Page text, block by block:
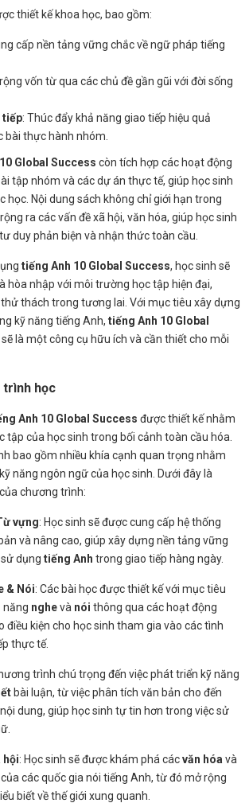
thiết kế khoa học, bao gồm:
cấp nền tảng vững chắc về ngữ pháp tiếng
vốn từ qua các chủ đề gần gũi với đời sống
tiếp: Thúc đẩy khả năng giao tiếp hiệu quả
bài thực hành nhóm.
Global Success còn tích hợp các hoạt động
tập nhóm và các dự án thực tế, giúp học sinh
học. Nội dung sách không chỉ giới hạn trong
ra các vấn đề xã hội, văn hóa, giúp học sinh
duy phản biện và nhận thức toàn cầu.
tiếng Anh 10 Global Success, học sinh sẽ
hòa nhập với môi trường học tập hiện đại,
thách trong tương lai. Với mục tiêu xây dựng
kỹ năng tiếng Anh, tiếng Anh 10 Global
là một công cụ hữu ích và cần thiết cho mỗi
trình học
Anh 10 Global Success được thiết kế nhằm
tập của học sinh trong bối cảnh toàn cầu hóa.
bao gồm nhiều khía cạnh quan trọng nhằm
năng ngôn ngữ của học sinh. Dưới đây là
chương trình:
vựng: Học sinh sẽ được cung cấp hệ thống
và nâng cao, giúp xây dựng nền tảng vững
dụng tiếng Anh trong giao tiếp hàng ngày.
& Nói: Các bài học được thiết kế với mục tiêu
năng nghevà nói thông qua các hoạt động
điều kiện cho học sinh tham gia vào các tình
thực tế.
trình chú trọng đến việc phát triển kỹ năng
bài luận, từ việc phân tích văn bản cho đến
dung, giúp học sinh tự tin hơn trong việc sử
hội: Học sinh sẽ được khám phá cácvăn hóa và
của các quốc gia nói tiếng Anh, từ đó mở rộng
biết về thế giới xung quanh.